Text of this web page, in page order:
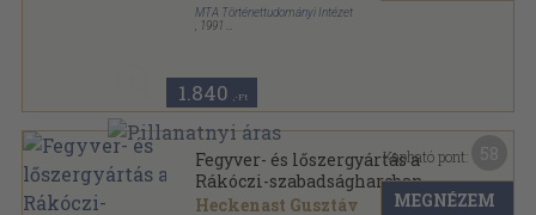
MTA Történettudományi Intézet
1991
1.840 ,-Ft
Fegyver- és lőszergyártás a
Rákóczi-szabadságharcban
Heckenast Gusztáv
Kapható pont:
MEGNÉZEM